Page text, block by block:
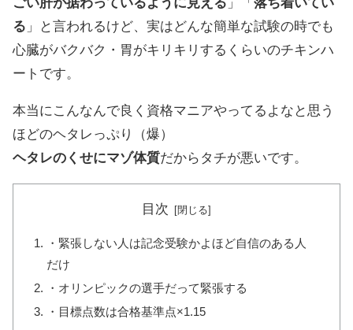
る 」と言われるけど、実はどんな簡単な試験の時でも
心臓がバクバク・胃がキリキリするくらいのチキンハ
ートです。
本当にこんなんで良く資格マニアやってるよなと思う
ほどのヘタレっぷり（爆）
ヘタレのくせにマゾ体質だからタチが悪いです。
目次
・緊張しない人は記念受験かよほど自信のある人
だけ
・オリンピックの選手だって緊張する
・目標点数は合格基準点×1.15